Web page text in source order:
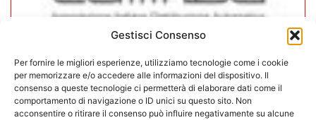
Gestisci Consenso
Per fornire le migliori esperienze, utilizziamo tecnologie come i cookie
per memorizzare e/o accedere alle informazioni del dispositivo. Il
consenso a queste tecnologie ci permetterà di elaborare dati come il
comportamento di navigazione o ID unici su questo sito. Non
acconsentire o ritirare il consenso può influire negativamente su alcune
CONFIDA Servizi srl presenta il
nuovo Consiglio di Amministrazione